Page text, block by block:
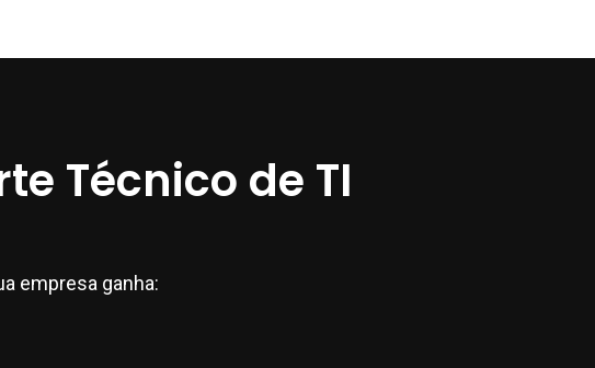
Técnico de TI
empresa ganha: